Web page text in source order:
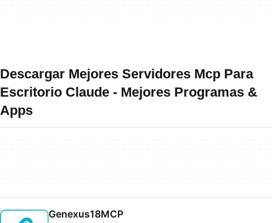
Descargar Mejores Servidores Mcp Para
Escritorio Claude - Mejores Programas &
Apps
Genexus18MCP